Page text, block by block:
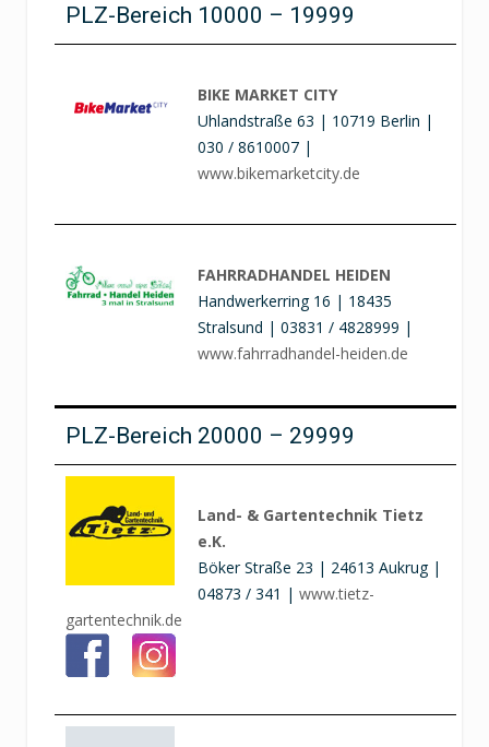
PLZ-Bereich 10000 – 19999
BIKE MARKET CITY
Uhlandstraße 63 | 10719 Berlin |
030 / 8610007 |
www.bikemarketcity.de
FAHRRADHANDEL HEIDEN
Handwerkerring 16 | 18435
Stralsund | 03831 / 4828999 |
www.fahrradhandel-heiden.de
PLZ-Bereich 20000 – 29999
Land- & Gartentechnik Tietz
e.K.
Böker Straße 23 | 24613 Aukrug |
04873 / 341 | www.tietz-
gartentechnik.de